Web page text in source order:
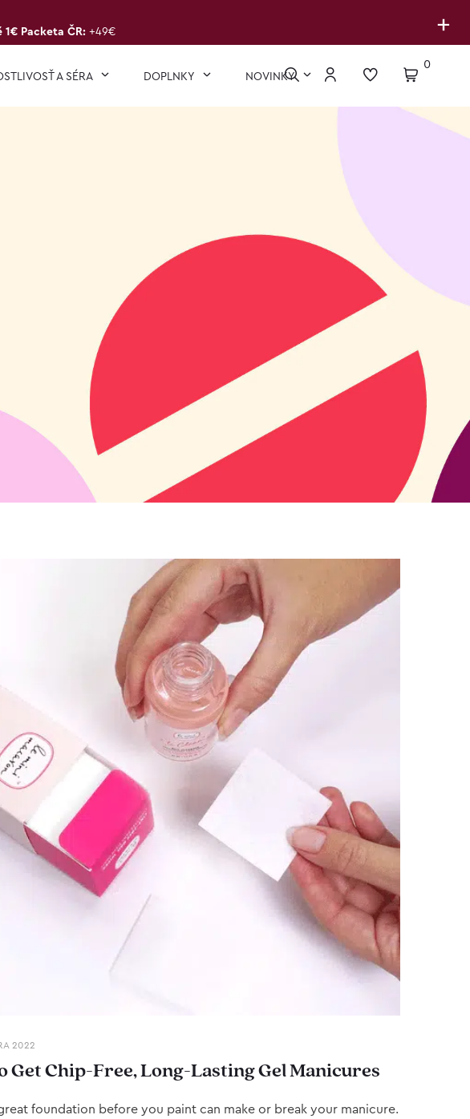
+
1€ Packeta ČR: +49€
A SÉRA DOPLNKY NOVINKY
0
2022
Get Chip-Free, Long-Lasting Gel Manicures
foundation before you paint can make or break your manicure.